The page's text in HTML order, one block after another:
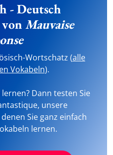
- Deutsch
Mauvaise
Wortschatz (alle
Vokabeln).
Dann testen Sie
unsere
Sie ganz einfach
lernen.